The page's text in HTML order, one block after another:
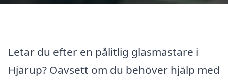
Letar du efter en pålitlig glasmästare i
Hjärup? Oavsett om du behöver hjälp med